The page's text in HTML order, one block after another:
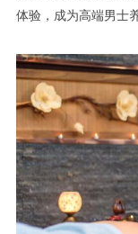
体验，成为高端男士